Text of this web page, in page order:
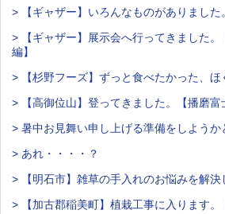
> 【ギャザー】いろんなものがありました
> 【ギャザー】展示会へ行ってきました。
編】
> 【杉野フーズ】ずっと食べたかった、ほ
> 【高御位山】登ってきました。【播磨富
> 暑中お見舞い申し上げる準備をしようか
> あれ・・・・？
> 【明石市】雑草の手入れのお悩みを解決
> 【加古郡稲美町】植栽工事に入ります。